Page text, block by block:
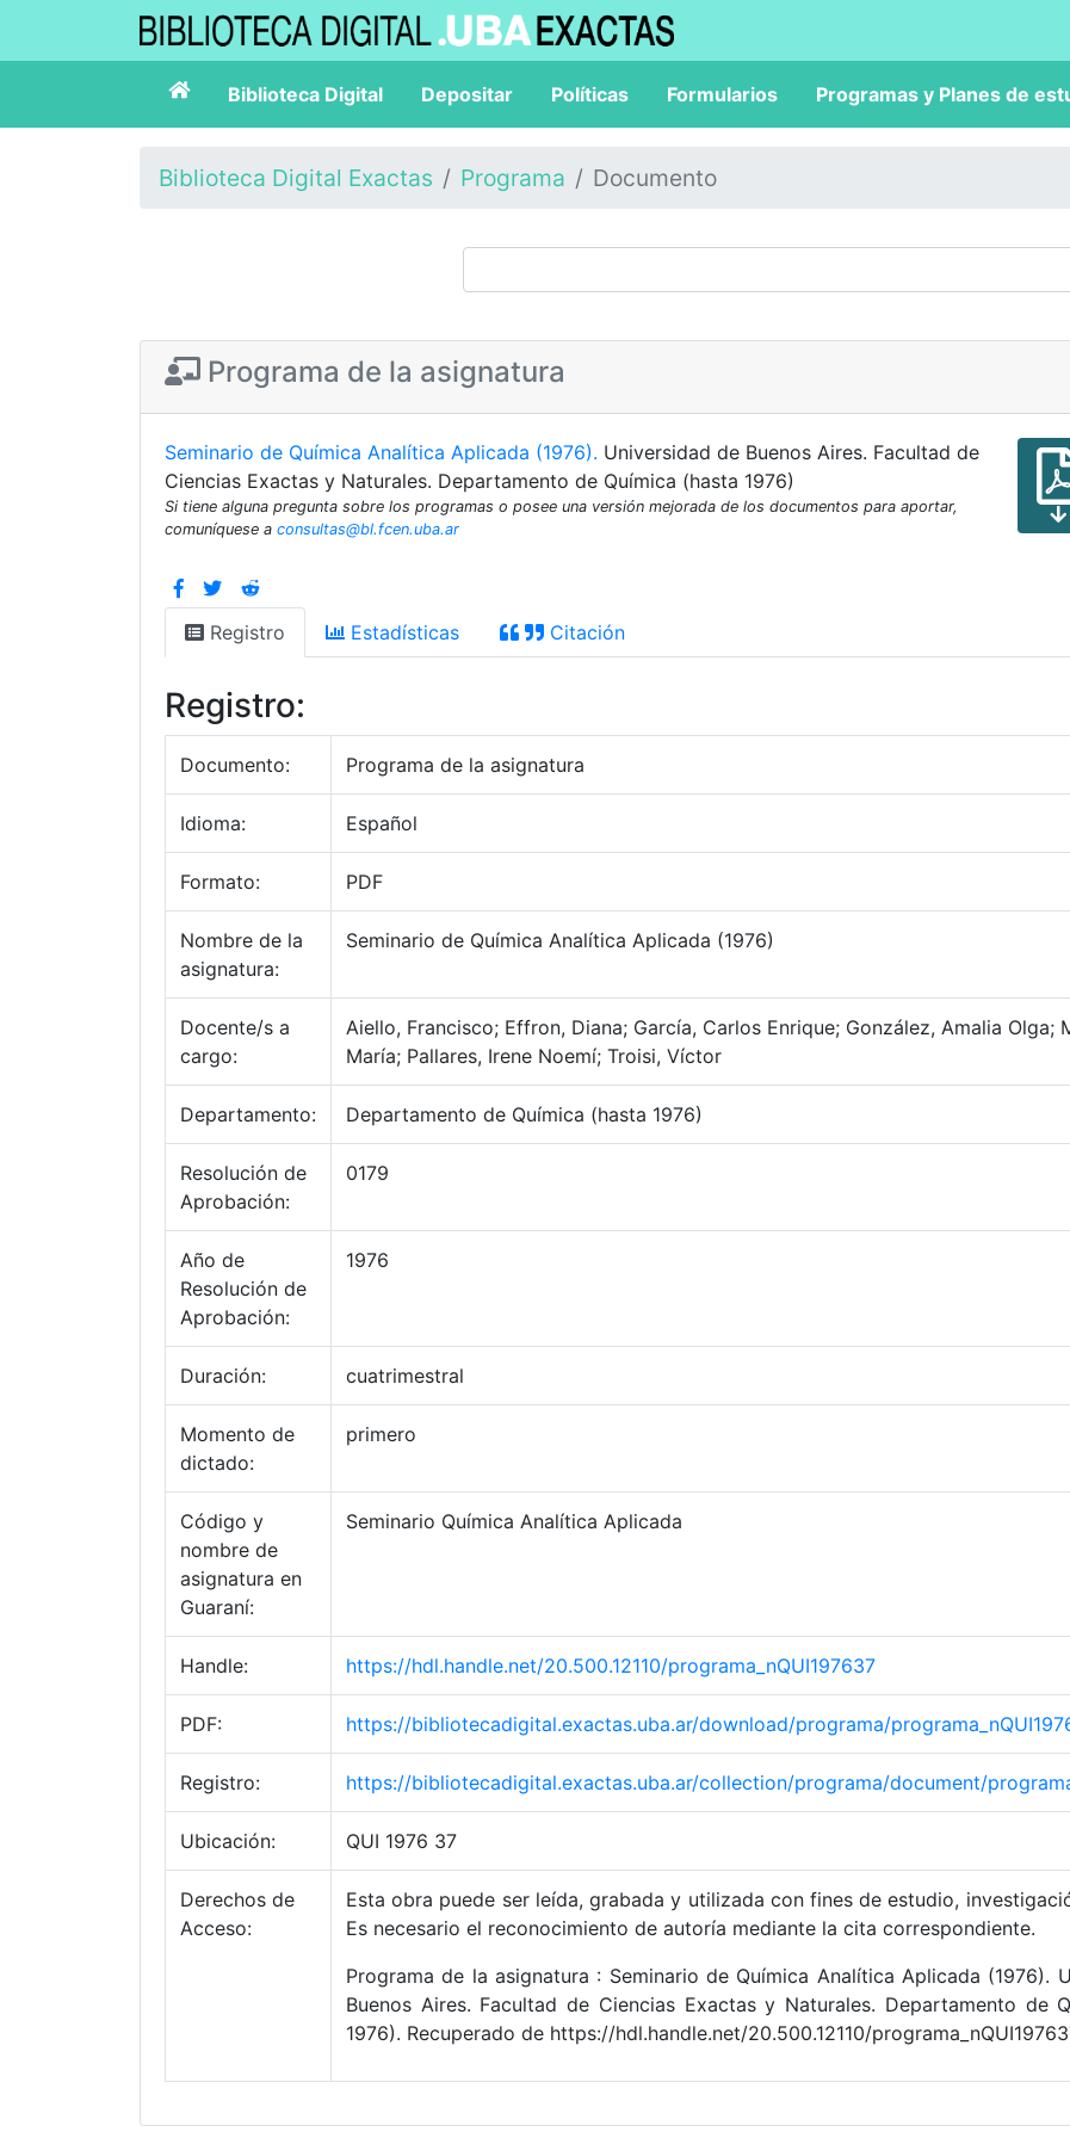
Biblioteca Digital Depositar Políticas Formularios Programas y Planes de
Biblioteca Digital Exactas Programa Documento
Programa de la asignatura
Seminario de Química Analítica Aplicada (1976). Universidad de Buenos Aires. Facultad de
Ciencias Exactas y Naturales. Departamento de Química (hasta 1976)
Si tiene alguna pregunta sobre los programas o posee una versión mejorada de los documentos para aportar,
comuníquese a consultas@bl.fcen.uba.ar
Registro Estadísticas Citación
Registro:
Documento: Programa de la asignatura
Idioma: Español
Formato: PDF
Nombre de la
asignatura:
Seminario de Química Analítica Aplicada (1976)
Docente/s a
cargo:
Aiello, Francisco; Effron, Diana; García, Carlos Enrique; González, Amalia Olga;
María; Pallares, Irene Noemí; Troisi, Víctor
Departamento: Departamento de Química (hasta 1976)
Resolución de
Aprobación:
0179
Año de
Resolución de
Aprobación:
1976
Duración: cuatrimestral
Momento de
dictado:
primero
Código y
nombre de
asignatura en
Guaraní:
Seminario Química Analítica Aplicada
Handle: https://hdl.handle.net/20.500.12110/programa_nQUI197637
PDF: https://bibliotecadigital.exactas.uba.ar/download/programa/
Registro: https://bibliotecadigital.exactas.uba.ar/collection/programa/document/
Ubicación: QUI 1976 37
Derechos de
Acceso:
Esta obra puede ser leída, grabada y utilizada con fines de estudio,
Es necesario el reconocimiento de autoría mediante la cita correspondiente.
Programa de la asignatura : Seminario de Química Analítica Aplicada (1976).
Buenos Aires. Facultad de Ciencias Exactas y Naturales. Departamento de
1976). Recuperado de https://hdl.handle.net/20.500.12110/